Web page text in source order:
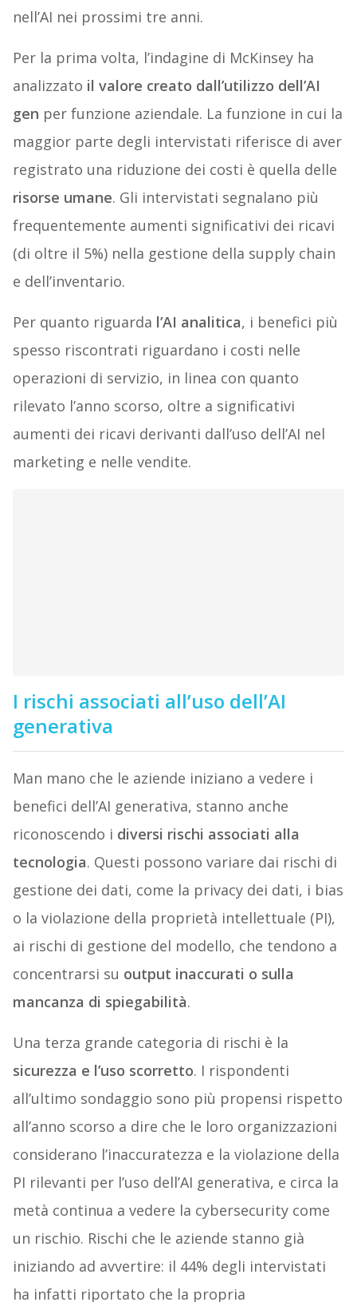
nell’AI nei prossimi tre anni.
Per la prima volta, l’indagine di McKinsey ha
analizzato il valore creato dall’utilizzo dell’AI
gen per funzione aziendale. La funzione in cui la
maggior parte degli intervistati riferisce di aver
registrato una riduzione dei costi è quella delle
risorse umane. Gli intervistati segnalano più
frequentemente aumenti significativi dei ricavi
(di oltre il 5%) nella gestione della supply chain
e dell’inventario.
Per quanto riguarda l’AI analitica, i benefici più
spesso riscontrati riguardano i costi nelle
operazioni di servizio, in linea con quanto
rilevato l’anno scorso, oltre a significativi
aumenti dei ricavi derivanti dall’uso dell’AI nel
marketing e nelle vendite.
I rischi associati all’uso dell’AI
generativa
Man mano che le aziende iniziano a vedere i
benefici dell’AI generativa, stanno anche
riconoscendo i diversi rischi associati alla
tecnologia. Questi possono variare dai rischi di
gestione dei dati, come la privacy dei dati, i bias
o la violazione della proprietà intellettuale (PI),
ai rischi di gestione del modello, che tendono a
concentrarsi su output inaccurati o sulla
mancanza di spiegabilità.
Una terza grande categoria di rischi è la
sicurezza e l’uso scorretto. I rispondenti
all’ultimo sondaggio sono più propensi rispetto
all’anno scorso a dire che le loro organizzazioni
considerano l’inaccuratezza e la violazione della
PI rilevanti per l’uso dell’AI generativa, e circa la
metà continua a vedere la cybersecurity come
un rischio. Rischi che le aziende stanno già
iniziando ad avvertire: il 44% degli intervistati
ha infatti riportato che la propria